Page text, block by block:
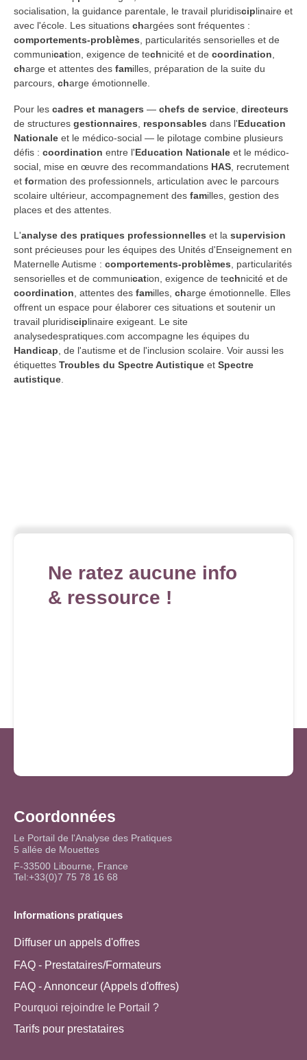
socialisation, la guidance parentale, le travail pluridisciplinaire et
avec l'école. Les situations chargées sont fréquentes :
comportements-problèmes , particularités sensorielles et de
communication, exigence de technicité et de coordination
charge et attentes des familles, préparation de la suite du
parcours, charge émotionnelle.
Pour les cadres et managers — chefs de service directeurs
de structures gestionnaires responsables dans l'Education
Nationale et le médico-social — le pilotage combine plusieurs
défis : coordination entre l'Education Nationale et le médico-
social, mise en œuvre des recommandations HAS , recrutement
et formation des professionnels, articulation avec le parcours
scolaire ultérieur, accompagnement des familles, gestion des
places et des attentes.
L'analyse des pratiques professionnelles et la supervision
sont précieuses pour les équipes des Unités d'Enseignement en
Maternelle Autisme : comportements-problèmes, particularités
sensorielles et de communication, exigence de technicité et de
coordination, attentes des familles, charge émotionnelle. Elles
offrent un espace pour élaborer ces situations et soutenir un
travail pluridisciplinaire exigeant. Le site
analysedespratiques.com accompagne les équipes du
Handicap, de l'autisme et de l'inclusion scolaire. Voir aussi les
étiquettes Troubles du Spectre Autistique et Spectre
autistique.
Ne ratez aucune info
& ressource !
Coordonnées
Le Portail de l'Analyse des Pratiques
5 allée de Mouettes
F-33500 Libourne, France
Tel:+33(0)7 75 78 16 68
Informations pratiques
Diffuser un appels d'offres
FAQ - Prestataires/Formateurs
FAQ - Annonceur (Appels d'offres)
Pourquoi rejoindre le Portail ?
Tarifs pour prestataires